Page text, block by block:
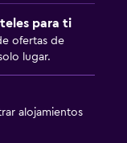
para ti
ofertas de
lugar.
alojamientos